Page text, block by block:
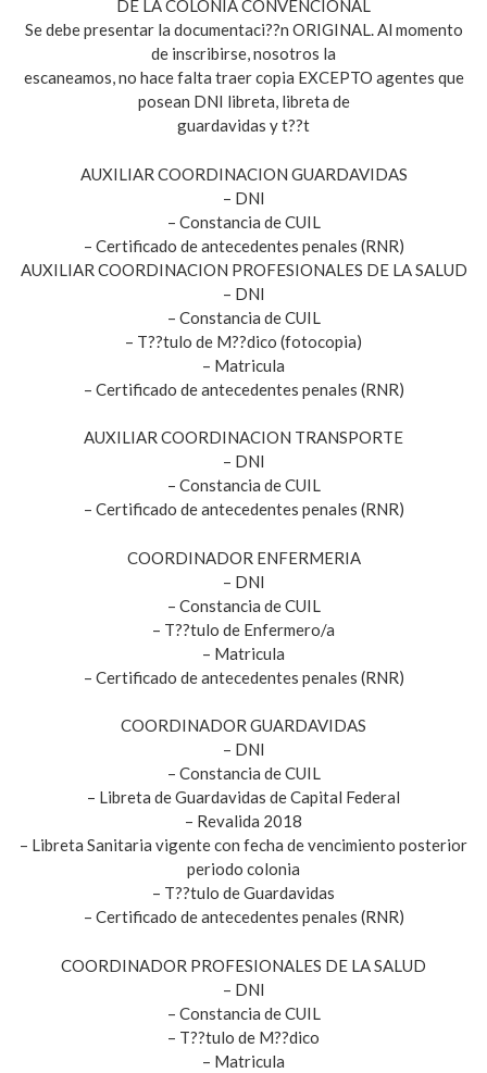
DE LA COLONIA CONVENCIONAL
Se debe presentar la documentaci??n ORIGINAL. Al momento
de inscribirse, nosotros la
escaneamos, no hace falta traer copia EXCEPTO agentes que
posean DNI libreta, libreta de
guardavidas y t??t
AUXILIAR COORDINACION GUARDAVIDAS
– DNI
– Constancia de CUIL
– Certificado de antecedentes penales (RNR)
AUXILIAR COORDINACION PROFESIONALES DE LA SALUD
– DNI
– Constancia de CUIL
– T??tulo de M??dico (fotocopia)
– Matricula
– Certificado de antecedentes penales (RNR)
AUXILIAR COORDINACION TRANSPORTE
– DNI
– Constancia de CUIL
– Certificado de antecedentes penales (RNR)
COORDINADOR ENFERMERIA
– DNI
– Constancia de CUIL
– T??tulo de Enfermero/a
– Matricula
– Certificado de antecedentes penales (RNR)
COORDINADOR GUARDAVIDAS
– DNI
– Constancia de CUIL
– Libreta de Guardavidas de Capital Federal
– Revalida 2018
– Libreta Sanitaria vigente con fecha de vencimiento posterior
periodo colonia
– T??tulo de Guardavidas
– Certificado de antecedentes penales (RNR)
COORDINADOR PROFESIONALES DE LA SALUD
– DNI
– Constancia de CUIL
– T??tulo de M??dico
– Matricula